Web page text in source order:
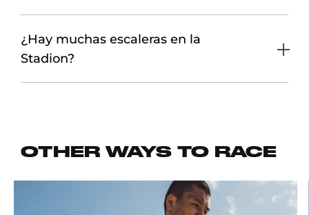
¿Hay muchas escaleras en la
Stadion?
OTHER WAYS TO RACE